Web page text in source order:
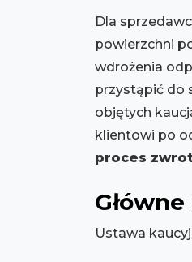
Dla
powierzchni
wdrożenia
przystąpić do
objętych
klientowi po
proces
Ustawa